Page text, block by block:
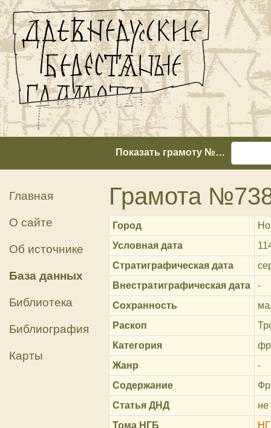
Показать грамоту №…
Главная
О сайте
Об источнике
База данных
Библиотека
Библиография
Карты
Грамота
Город
Условная дата
Стратиграфическая дата
Внестратиграфическая дата
-
Сохранность
Раскоп
Категория
Жанр
-
Содержание
Статья ДНД
Тома НГБ